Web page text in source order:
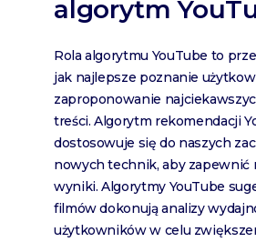
algorytm
Rola algorytmu YouTube to
jak najlepsze poznanie
zaproponowanie
treści. Algorytm rekomendacji
dostosowuje się do naszych
nowych technik, aby zapewnić
wyniki. Algorytmy YouTube
filmów dokonują analizy
użytkowników w celu